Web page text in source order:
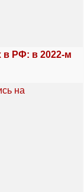
в РФ: в 2022-м